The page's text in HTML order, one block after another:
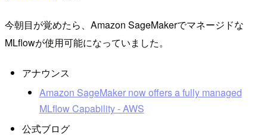
今朝目が覚めたら、Amazon SageMakerでマネージドな
MLflowが使用可能になっていました。
アナウンス
Amazon SageMaker now offers a fully managed
MLflow Capability - AWS
公式ブログ